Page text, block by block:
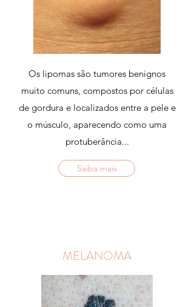
Saiba mais
Os lipomas são tumores benignos
muito comuns, compostos por células
de gordura e localizados entre a pele e
o músculo, aparecendo como uma
protuberância...
MELANOMA